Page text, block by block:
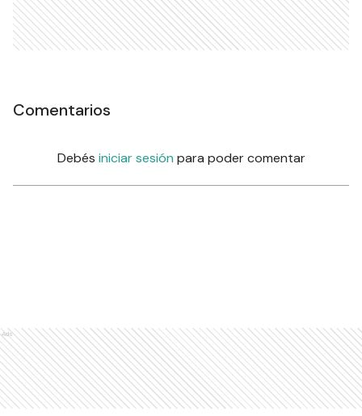
Comentarios
Debés iniciar sesión para poder comentar
Ads